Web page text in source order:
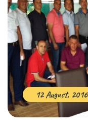
12 August, 2016